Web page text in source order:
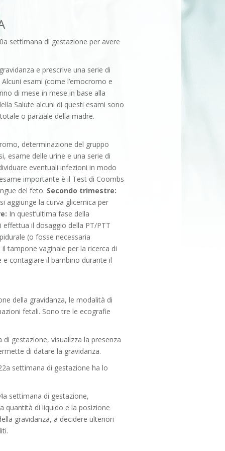
settimana di gestazione per avere
e prescrive una serie di
esami (come l’emocromo e
di mese in mese in base alla
Salute alcuni di questi esami sono
o parziale della madre.
determinazione del gruppo
esame delle urine e una serie di
eventuali infezioni in modo
importante è il Test di Coombs
del feto. Secondo trimestre:
aggiunge la curva glicemica per
In quest’ultima fase della
effettua il dosaggio della PT/PTT
(o fosse necessaria
tampone vaginale per la ricerca di
contagiare il bambino durante il
della gravidanza, le modalità di
fetali. Sono tre le ecografie
gestazione, visualizza la presenza
di datare la gravidanza.
settimana di gestazione ha lo
settimana di gestazione,
quantità di liquido e la posizione
gravidanza, a decidere ulteriori